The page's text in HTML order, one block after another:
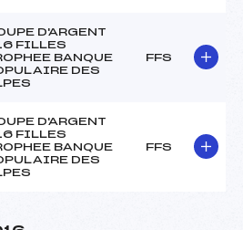
D'ARGENT
FILLES
BANQUE
DES
FFS
D'ARGENT
FILLES
BANQUE
DES
FFS